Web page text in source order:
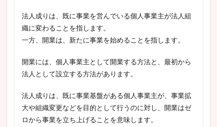
法人成りは、既に事業を営んでいる個人事業主が法人組
織に変わることを指します。
一方、開業は、新たに事業を始めることを指します。
開業には、個人事業主として開業する方法と、最初から
法人として設立する方法があります。
法人成りは、既に事業基盤がある個人事業主が、事業拡
大や組織変更などを目的として行うのに対し、開業はゼ
ロから事業を立ち上げることを意味します。